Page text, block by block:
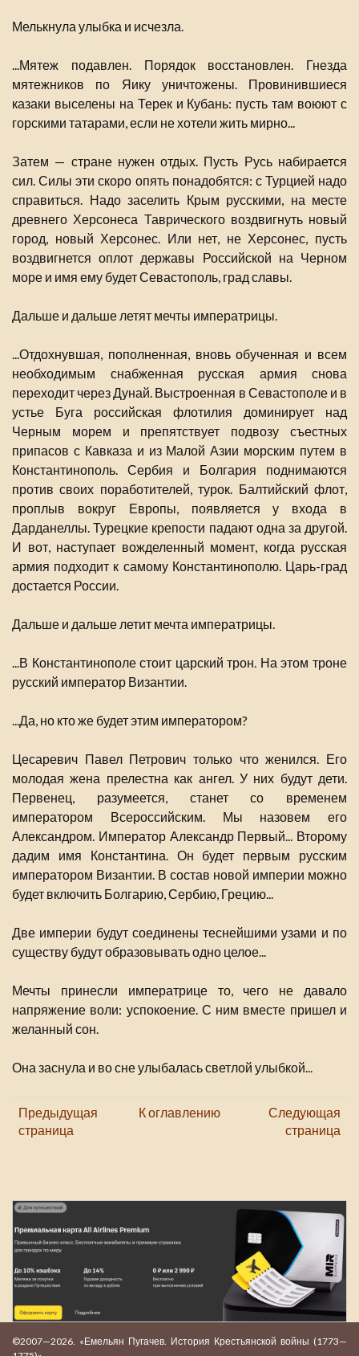
Мелькнула улыбка и исчезла.
...Мятеж подавлен. Порядок восстановлен. Гнезда
мятежников по Яику уничтожены. Провинившиеся
казаки выселены на Терек и Кубань: пусть там воюют с
горскими татарами, если не хотели жить мирно...
Затем — стране нужен отдых. Пусть Русь набирается
сил. Силы эти скоро опять понадобятся: с Турцией надо
справиться. Надо заселить Крым русскими, на месте
древнего Херсонеса Таврического воздвигнуть новый
город, новый Херсонес. Или нет, не Херсонес, пусть
воздвигнется оплот державы Российской на Черном
море и имя ему будет Севастополь, град славы.
Дальше и дальше летят мечты императрицы.
...Отдохнувшая, пополненная, вновь обученная и всем
необходимым снабженная русская армия снова
переходит через Дунай. Выстроенная в Севастополе и в
устье Буга российская флотилия доминирует над
Черным морем и препятствует подвозу съестных
припасов с Кавказа и из Малой Азии морским путем в
Константинополь. Сербия и Болгария поднимаются
против своих поработителей, турок. Балтийский флот,
проплыв вокруг Европы, появляется у входа в
Дарданеллы. Турецкие крепости падают одна за другой.
И вот, наступает вожделенный момент, когда русская
армия подходит к самому Константинополю. Царь-град
достается России.
Дальше и дальше летит мечта императрицы.
...В Константинополе стоит царский трон. На этом троне
русский император Византии.
...Да, но кто же будет этим императором?
Цесаревич Павел Петрович только что женился. Его
молодая жена прелестна как ангел. У них будут дети.
Первенец, разумеется, станет со временем
императором Всероссийским. Мы назовем его
Александром. Император Александр Первый... Второму
дадим имя Константина. Он будет первым русским
императором Византии. В состав новой империи можно
будет включить Болгарию, Сербию, Грецию...
Две империи будут соединены теснейшими узами и по
существу будут образовывать одно целое...
Мечты принесли императрице то, чего не давало
напряжение воли: успокоение. С ним вместе пришел и
желанный сон.
Она заснула и во сне улыбалась светлой улыбкой...
Предыдущая
страница
К оглавлению
Следующая
страница
©2007—2026. «Емельян Пугачев. История Крестьянской войны (1773—